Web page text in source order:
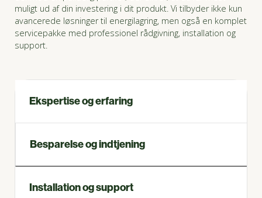
muligt ud af din investering i dit produkt. Vi tilbyder ikke kun
avancerede løsninger til energilagring, men også en komplet
servicepakke med professionel rådgivning, installation og
support.
Ekspertise og erfaring
Besparelse og indtjening
Installation og support